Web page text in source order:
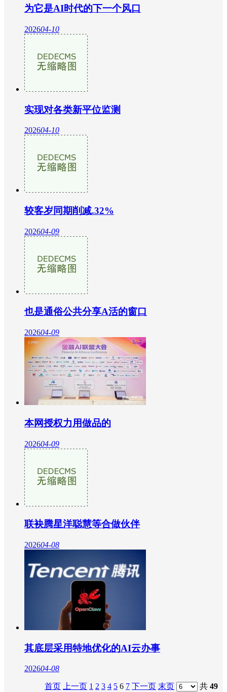
为它是AI时代的下一个风口
202604-10
实现对各类新平位监测
202604-10
较客岁同期削减.32%
202604-09
也是通俗公共分享A活的窗口
202604-09
本网授权力用做品的
202604-09
联袂腾星洋聪慧等合做伙伴
202604-08
其底层采用特地优化的AI云办事
202604-08
首页 上一页 1 2 3 4 5 6 7 下一页 末页 共 49